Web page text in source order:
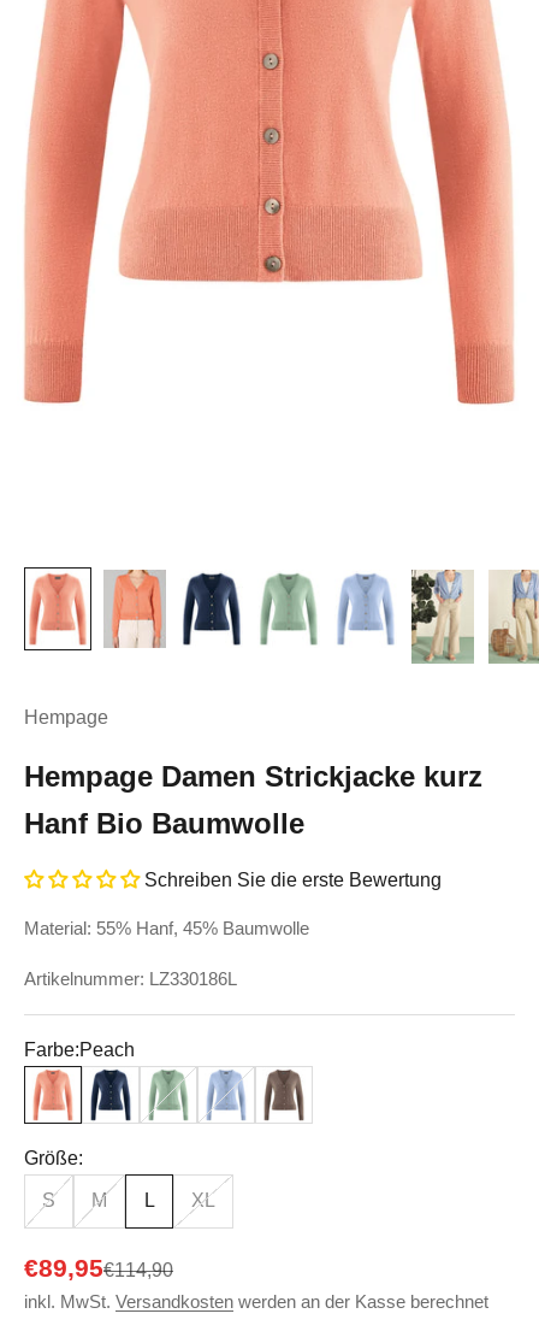
Hempage
Hempage Damen Strickjacke kurz
Hanf Bio Baumwolle
Schreiben Sie die erste Bewertung
Material: 55% Hanf, 45% Baumwolle
Artikelnummer: LZ330186L
Farbe:Peach
Peach
Navy Menta Water Dust
Größe:
S M L XL
Angebot
€89,95Regulärer Preis
€114,90
inkl. MwSt. Versandkosten werden an der Kasse berechnet